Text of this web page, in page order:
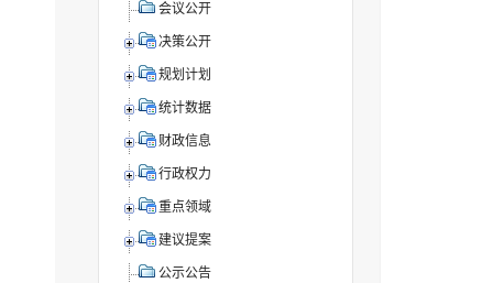
会议公开
决策公开
规划计划
统计数据
财政信息
行政权力
重点领域
建议提案
公示公告